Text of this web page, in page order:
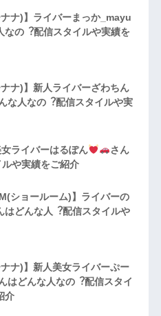
ナ)】ライバーまっか_mayu
なの︖配信スタイルや実績を
ナ)】新人ライバーざわちん
な人なの︖配信スタイルや実
ライバーはるぽん
さん
や実績をご紹介
ショールーム)】ライバーの
はどんな人︖配信スタイルや
ナ)】新人美女ライバーぷー
はどんな人なの︖配信スタイ
介